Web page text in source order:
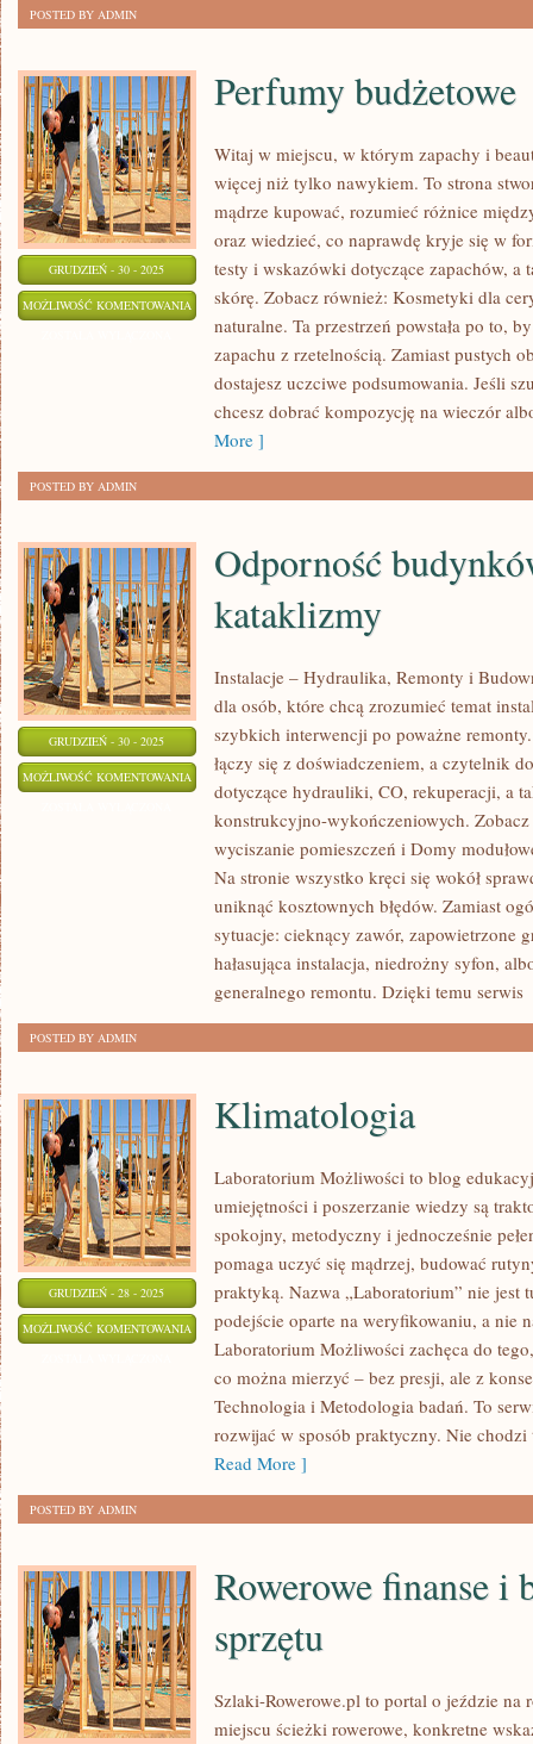
POSTED BY ADMIN
GRUDZIEŃ - 30 - 2025
MOŻLIWOŚĆ KOMENTOWANIA PERFUMY
BUDŻETOWE
Perfumy budżetowe
Witaj w miejscu, w którym zapachy i
więcej niż tylko nawykiem. To strona
mądrze kupować, rozumieć różnice
oraz wiedzieć, co naprawdę kryje się w
testy i wskazówki dotyczące zapachów, a
skórę. Zobacz również: Kosmetyki dla
naturalne. Ta przestrzeń powstała po to,
zapachu z rzetelnością. Zamiast pustych
dostajesz uczciwe podsumowania. Jeśli
chcesz dobrać kompozycję na wieczór
More ]
POSTED BY ADMIN
GRUDZIEŃ - 30 - 2025
MOŻLIWOŚĆ KOMENTOWANIA ODPORNOŚĆ
BUDYNKÓW
KATAKLIZMY
Odporność
kataklizmy
Instalacje – Hydraulika, Remonty i
dla osób, które chcą zrozumieć temat
szybkich interwencji po poważne
łączy się z doświadczeniem, a czytelnik
dotyczące hydrauliki, CO, rekuperacji, a
konstrukcyjno-wykończeniowych.
wyciszanie pomieszczeń i Domy
Na stronie wszystko kręci się wokół
uniknąć kosztownych błędów. Zamiast
sytuacje: cieknący zawór, zapowietrzone
hałasująca instalacja, niedrożny syfon,
generalnego remontu. Dzięki temu serwis
POSTED BY ADMIN
GRUDZIEŃ - 28 - 2025
MOŻLIWOŚĆ KOMENTOWANIA KLIMATOLOGIA
Klimatologia
Laboratorium Możliwości to blog
umiejętności i poszerzanie wiedzy są
spokojny, metodyczny i jednocześnie
pomaga uczyć się mądrzej, budować
praktyką. Nazwa „Laboratorium” nie jest
podejście oparte na weryfikowaniu, a nie
Laboratorium Możliwości zachęca do
co można mierzyć – bez presji, ale z
Technologia i Metodologia badań. To
rozwijać w sposób praktyczny. Nie
Read More ]
POSTED BY ADMIN
Rowerowe finanse i
sprzętu
Szlaki-Rowerowe.pl to portal o jeździe na
miejscu ścieżki rowerowe, konkretne